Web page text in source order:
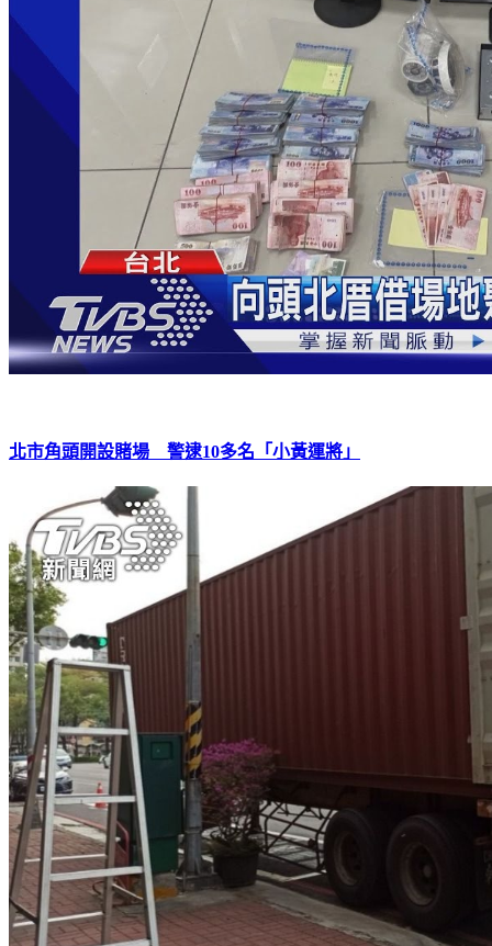
北市角頭開設賭場 警逮10多名「小黃運將」